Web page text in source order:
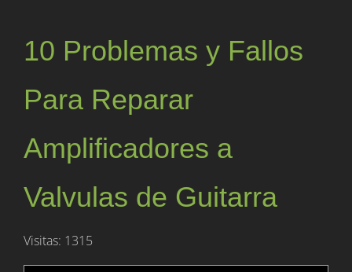
10 Problemas y Fallos
Para Reparar
Amplificadores a
Valvulas de Guitarra
Visitas: 1315